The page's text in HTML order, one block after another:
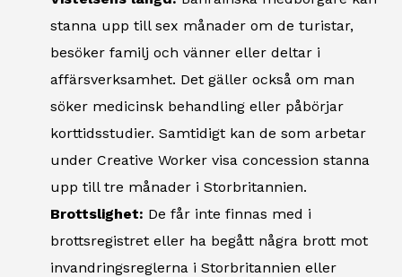
stanna upp till sex månader om de turistar,
besöker familj och vänner eller deltar i
affärsverksamhet. Det gäller också om man
söker medicinsk behandling eller påbörjar
korttidsstudier. Samtidigt kan de som arbetar
under Creative Worker visa concession stanna
upp till tre månader i Storbritannien.
Brottslighet: De får inte finnas med i
brottsregistret eller ha begått några brott mot
invandringsreglerna i Storbritannien eller